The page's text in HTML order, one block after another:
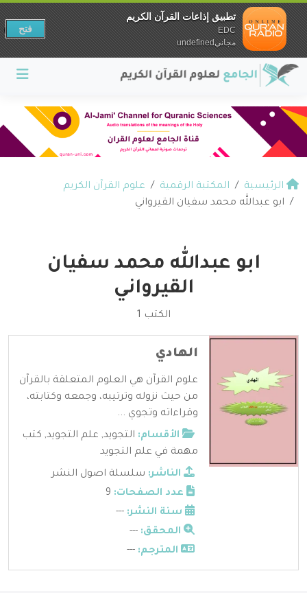
الرئيسية المكتبة الرقمية
علوم القرآن الكريم
ابو عبدالله محمد سفيان القيرواني
ابو عبدالله محمد سفيان
القيرواني
الكتب 1
الهادي
علوم القرآن هي العلوم المتعلقة بالقرآن
من حيث نزوله وترتيبه، وجمعه وكتابته،
وقراءاته وتجوي ...
الأقسام: التجويد, علم التجويد, كتب
مهمة في علم التجويد
الناشر: سلسلة اصول النشر
عدد الصفحات:
سنة النشر: ---
المحقق: ---
المترجم: ---
تطبيق إذاعات القرآن الكريم
EDC
مجانيundefined
فتح